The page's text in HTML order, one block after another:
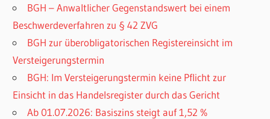
BGH – Anwaltlicher Gegenstandswert bei einem
Beschwerdeverfahren zu § 42 ZVG
BGH zur überobligatorischen Registereinsicht im
Versteigerungstermin
BGH: Im Versteigerungstermin keine Pflicht zur
Einsicht in das Handelsregister durch das Gericht
Ab 01.07.2026: Basiszins steigt auf 1,52 %